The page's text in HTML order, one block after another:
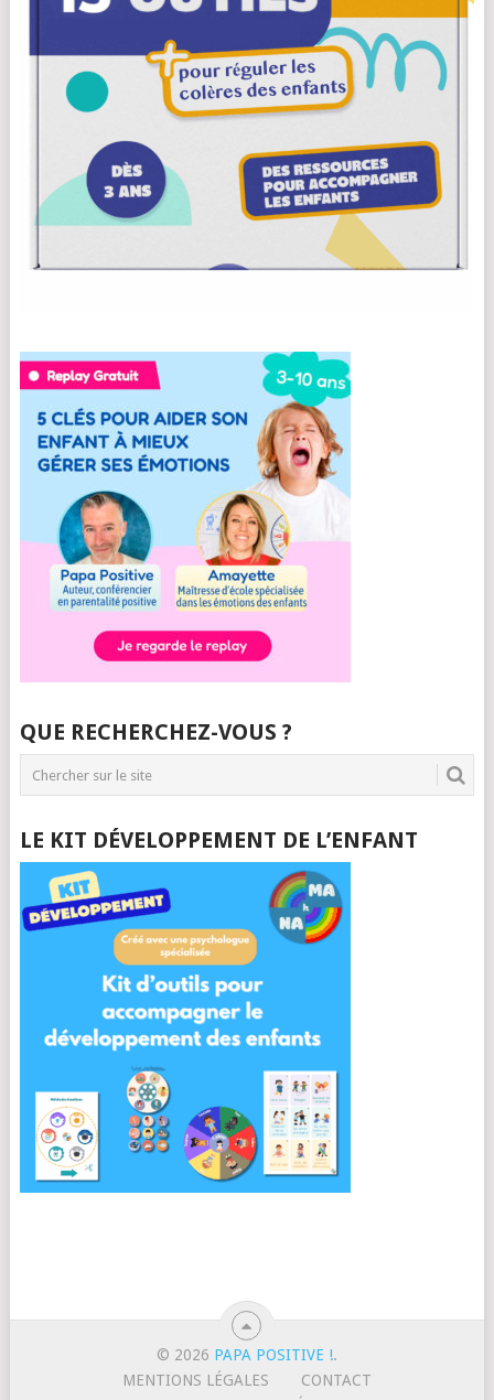
QUE RECHERCHEZ-VOUS ?
LE KIT DÉVELOPPEMENT DE L’ENFANT
© 2026 PAPA POSITIVE !.
MENTIONS LÉGALES
CONTACT